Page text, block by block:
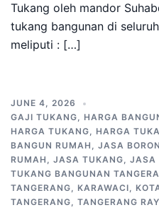
Tukang oleh mandor
tukang bangunan di
meliputi : […]
JUNE 4, 2026
GAJI TUKANG, HARGA
HARGA TUKANG, HARGA
BANGUN RUMAH , JASA
RUMAH , JASA TUKANG, JASA
TUKANG BANGUNAN
TANGERANG, KARAWACI,
TANGERANG, TANGERANG